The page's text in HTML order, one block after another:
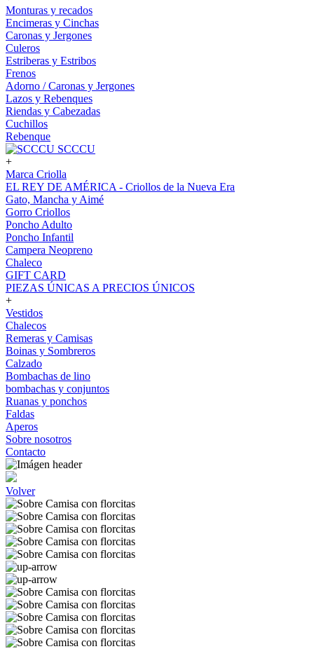
Monturas y recados
Encimeras y Cinchas
Caronas y Jergones
Culeros
Estriberas y Estribos
Frenos
Adorno / Caronas y Jergones
Lazos y Rebenques
Riendas y Cabezadas
Cuchillos
Rebenque
SCCCU
+
Marca Criolla
EL REY DE AMÉRICA - Criollos de la Nueva Era
Gato, Mancha y Aimé
Gorro Criollos
Poncho Adulto
Poncho Infantil
Campera Neopreno
Chaleco
GIFT CARD
PIEZAS ÚNICAS A PRECIOS ÚNICOS
+
Vestidos
Chalecos
Remeras y Camisas
Boinas y Sombreros
Calzado
Bombachas de lino
bombachas y conjuntos
Ruanas y ponchos
Faldas
Aperos
Sobre nosotros
Contacto
Volver